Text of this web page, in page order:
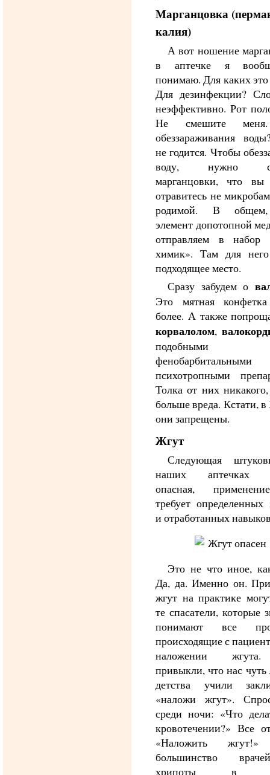
Марганцовка
калия)
А вот ношение
в аптечке я
понимаю. Для каких это
Для дезинфекции?
неэффективно. Рот
Не смешите
обеззараживания
не годится. Чтобы
воду, нужно
марганцовки, что вы
отравитесь не
родимой. В
элемент допотопной
отправляем в набор
химик». Там для
подходящее место.
Сразу забудем о
Это мятная
более. А также
корвалолом,
подобными
фенобарбитальными
психотропными
Толка от них никакого,
больше вреда. Кстати,
они запрещены.
Жгут
Следующая
наших аптечках
опасная,
требует определенных
и отработанных
Это не что иное,
Да, да. Именно он.
жгут на практике
те спасатели, которые
понимают все
происходящие с
наложении
привыкли, что нас чуть
детства учили
«наложи жгут».
среди ночи: «Что
кровотечении?» Все
«Наложить
большинство
хрипоты в